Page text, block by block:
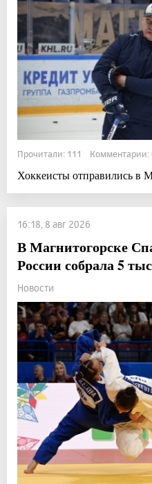
Прочитали: 111 Комментарии:
Хоккеисты отправились в
16:18, 8 авг 2026
В Магнитогорске
России собрала 5
Новости